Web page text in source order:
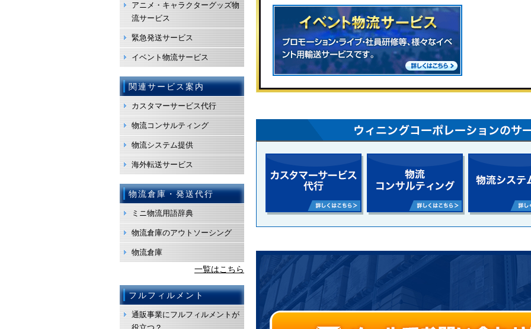
アニメ・キャラクターグッズ物
流サービス
緊急発送サービス
イベント物流サービス
関連サービス案内
カスタマーサービス代行
物流コンサルティング
物流システム提供
海外転送サービス
物流倉庫・発送代行
ミニ物流用語辞典
物流倉庫のアウトソーシング
物流倉庫
一覧はこちら
フルフィルメント
通販事業にフルフィルメントが